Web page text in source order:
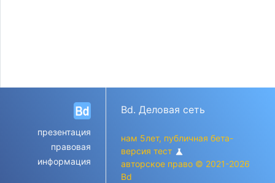
презентация
правовая
информация
Bd. Деловая сеть
нам 5лет, публичная бета-
версия тест science
авторское право © 2021-2026
Bd